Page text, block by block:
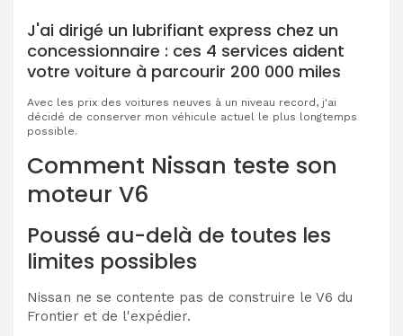
J'ai dirigé un lubrifiant express chez un
concessionnaire : ces 4 services aident
votre voiture à parcourir 200 000 miles
Avec les prix des voitures neuves à un niveau record, j'ai
décidé de conserver mon véhicule actuel le plus longtemps
possible.
Comment Nissan teste son
moteur V6
Poussé au-delà de toutes les
limites possibles
Nissan ne se contente pas de construire le V6 du
Frontier et de l'expédier.